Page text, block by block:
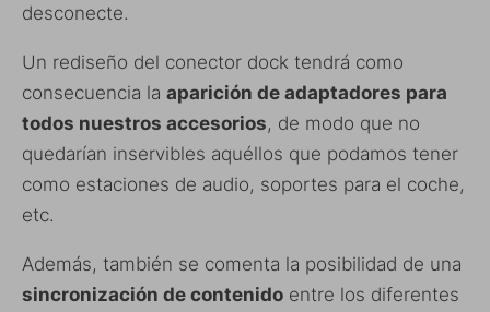
desconecte.
Un rediseño del conector dock tendrá como
consecuencia la aparición de adaptadores para
todos nuestros accesorios, de modo que no
quedarían inservibles aquéllos que podamos tener
como estaciones de audio, soportes para el coche,
etc.
Además, también se comenta la posibilidad de una
sincronización de contenido entre los diferentes